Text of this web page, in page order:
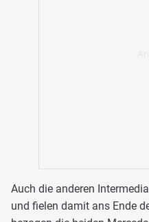
Auch die anderen
und fielen damit ans Ende